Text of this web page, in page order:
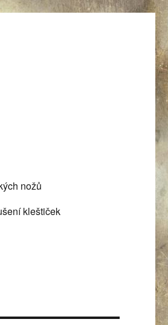
nožů
kleštiček